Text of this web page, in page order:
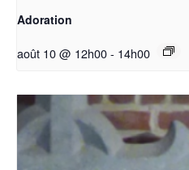
Adoration
août 10 @ 12h00- 14h00